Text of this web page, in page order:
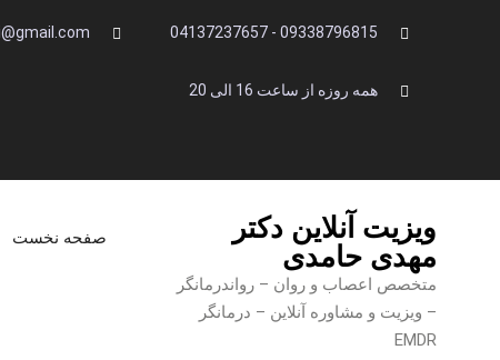
09338796815 - 04137237657
همه روزه از ساعت 16 الی 20
ویزیت آنلاین دکتر
مهدی حامدی
متخصص اعصاب و روان – رواندرمانگر
– ویزیت و مشاوره آنلاین – درمانگر
EMDR
صفحه نخست